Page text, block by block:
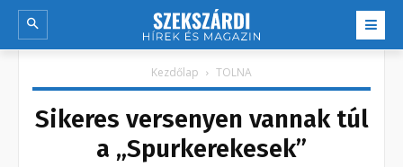
Kezdőlap TOLNA
Sikeres versenyen vannak túl
a „Spurkerekesek”